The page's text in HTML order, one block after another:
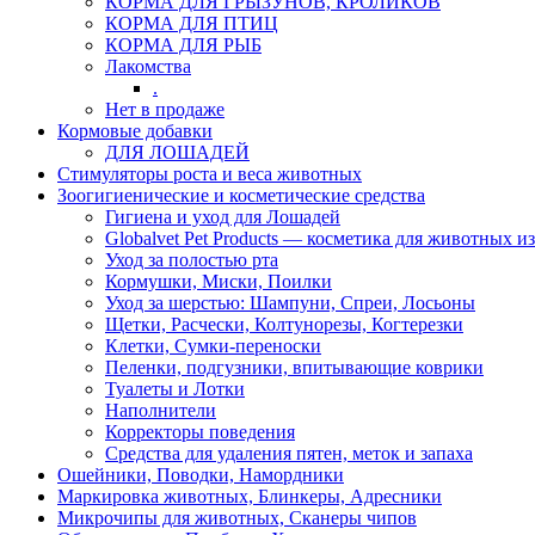
КОРМА ДЛЯ ПТИЦ
КОРМА ДЛЯ РЫБ
Лакомства
.
Нет в продаже
Кормовые добавки
ДЛЯ ЛОШАДЕЙ
Стимуляторы роста и веса животных
Зоогигиенические и косметические средства
Гигиена и уход для Лошадей
Globalvet Pet Products — косметика для животных
Уход за полостью рта
Кормушки, Миски, Поилки
Уход за шерстью: Шампуни, Спреи, Лосьоны
Щетки, Расчески, Колтунорезы, Когтерезки
Клетки, Сумки-переноски
Пеленки, подгузники, впитывающие коврики
Туалеты и Лотки
Наполнители
Корректоры поведения
Средства для удаления пятен, меток и запаха
Ошейники, Поводки, Намордники
Маркировка животных, Блинкеры, Адресники
Микрочипы для животных, Сканеры чипов